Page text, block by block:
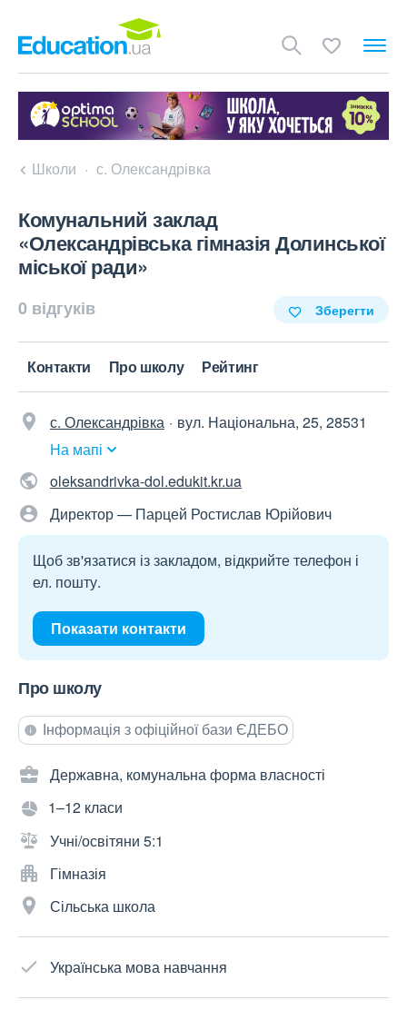
Школи с. Олександрівка
Комунальний заклад
«Олександрівська гімназія Долинської
міської ради»
0 відгуків Зберегти
Контакти Про школу Рейтинг
с. Олександрівка
вул. Національна, 25, 28531
На мапі
oleksandrivka-dol.edukit.kr.ua
Директор — Парцей Ростислав Юрійович
Щоб зв'язатися із закладом, відкрийте телефон і
ел. пошту.
Показати контакти
Про школу
Інформація з офіційної бази ЄДЕБО
Державна, комунальна форма власності
1–12 класи
Учні/освітяни 5:1
Гімназія
Сільська школа
Українська мова навчання